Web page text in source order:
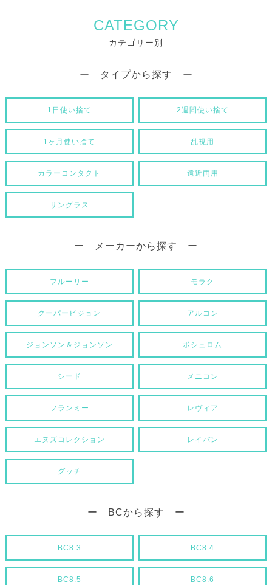
CATEGORY
カテゴリー別
ー タイプから探す ー
1日使い捨て 2週間使い捨て
1ヶ月使い捨て 乱視用
カラーコンタクト 遠近両用
サングラス
ー メーカーから探す ー
フルーリー モラク
クーパービジョン アルコン
ジョンソン＆ジョンソン ボシュロム
シード メニコン
フランミー レヴィア
エヌズコレクション レイバン
グッチ
ー BCから探す ー
BC8.3 BC8.4
BC8.5 BC8.6